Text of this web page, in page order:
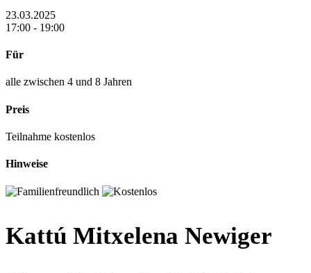
23.03.2025
17:00 - 19:00
Für
alle zwischen 4 und 8 Jahren
Preis
Teilnahme kostenlos
Hinweise
Kattú Mitxelena Newiger